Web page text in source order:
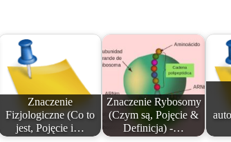
Znaczenie
Fizjologiczne (Co to
jest, Pojęcie i…
Znaczenie Rybosomy
(Czym są, Pojęcie &
Definicja) -…